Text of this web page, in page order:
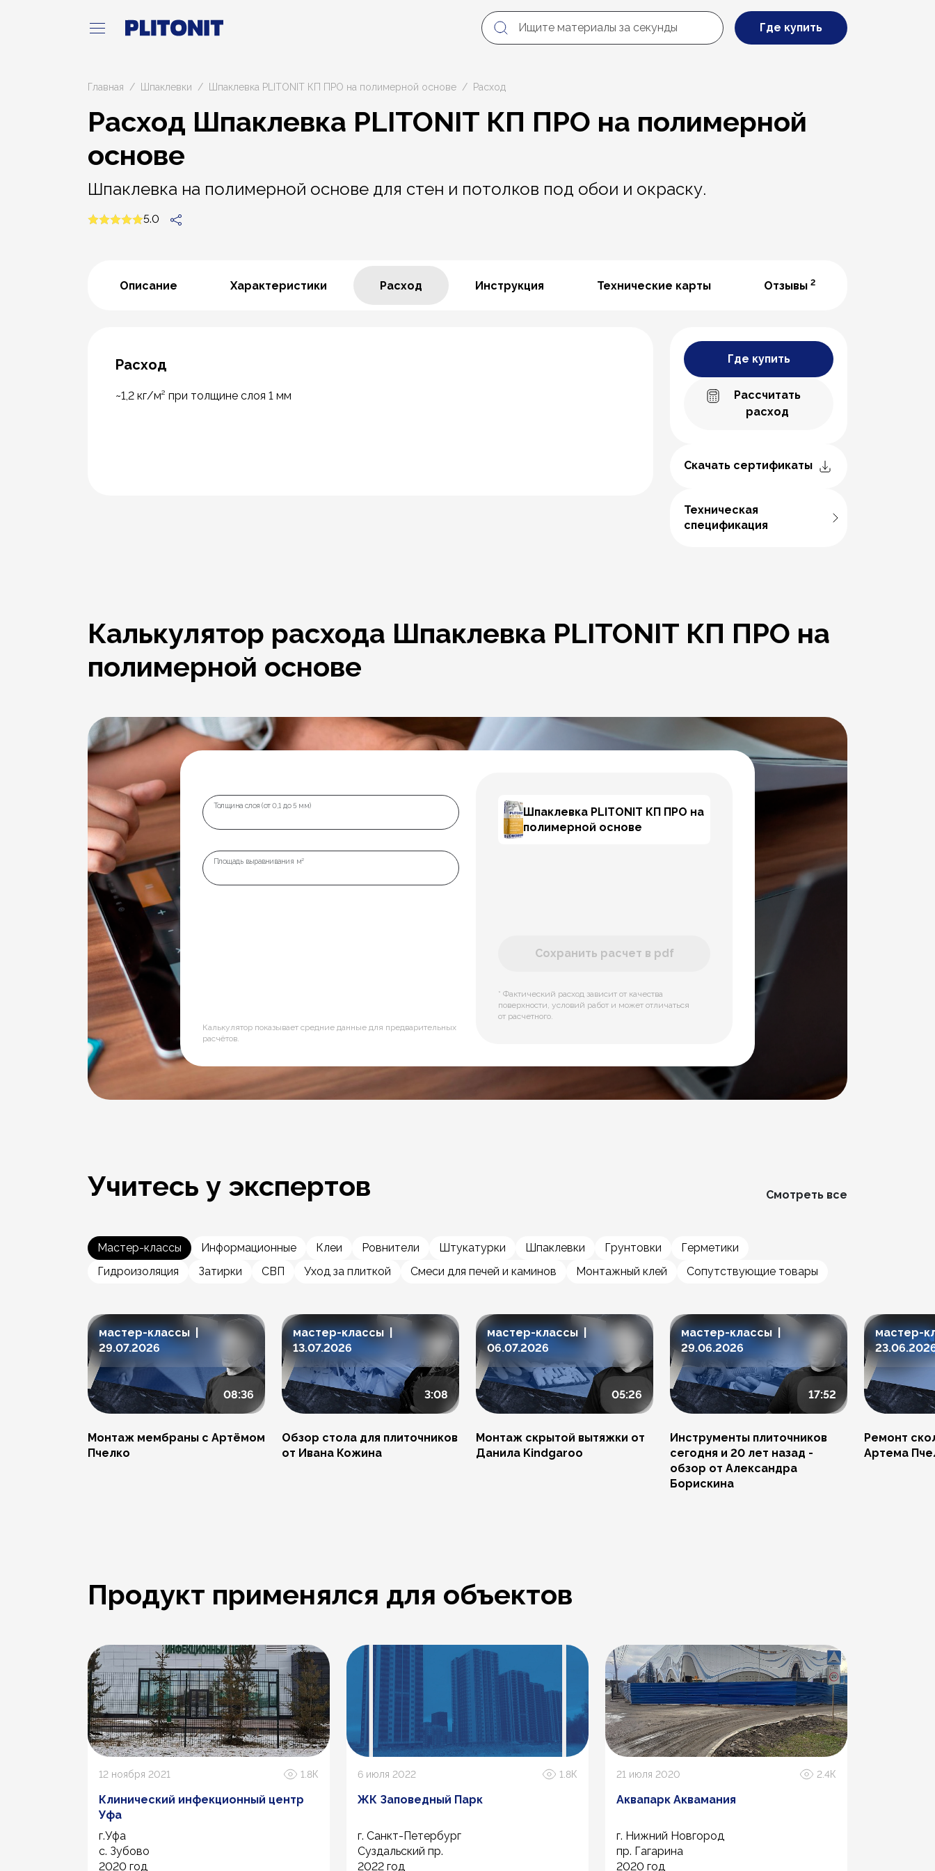
Где купить
Главная Шпаклевки Шпаклевка PLITONIT КП ПРО на полимерной основе Расход
Расход Шпаклевка PLITONIT КП ПРО на полимерной
основе
Шпаклевка на полимерной основе для стен и потолков под обои и окраску.
5.0
Описание Характеристики Расход Инструкция Технические карты Отзывы 2
Расход
~1,2 кг/м² при толщине слоя 1 мм
Где купить
Рассчитать
расход
Скачать сертификаты
Техническая
спецификация
Калькулятор расхода Шпаклевка PLITONIT КП ПРО на
полимерной основе
Толщина слоя (от 0,1 до 5 мм)
Площадь выравнивания м²
Калькулятор показывает средние данные для предварительных
расчётов.
Шпаклевка PLITONIT КП ПРО на
полимерной основе
Сохранить расчет в pdf
* Фактический расход зависит от качества
поверхности, условий работ и может отличаться
от расчетного.
Учитесь у экспертов Смотреть все
Мастер-классы Информационные Клеи Ровнители Штукатурки Шпаклевки Грунтовки
Герметики
Гидроизоляция
Затирки СВП Уход за плиткой Смеси для печей и каминов Монтажный клей Сопутствующие товары
мастер-классы |
29.07.2026
08:36
Монтаж мембраны с Артёмом
Пчелко
мастер-классы |
13.07.2026
3:08
Обзор стола для плиточников
от Ивана Кожина
мастер-классы |
06.07.2026
05:26
Монтаж скрытой вытяжки от
Данила Kindgaroo
мастер-классы |
29.06.2026
17:52
Инструменты плиточников
сегодня и 20 лет назад -
обзор от Александра
Борискина
мастер-
Ремонт
Артема
Продукт применялся для объектов
12 ноября 2021 1.8К
Клинический инфекционный центр
Уфа
г.Уфа
с. Зубово
2020 год
6 июля 2022 1.8К
ЖК Заповедный Парк
г. Санкт-Петербург
Суздальский пр.
2022 год
21 июля 2020 2.4К
Аквапарк Аквамания
г. Нижний Новгород
пр. Гагарина
2020 год